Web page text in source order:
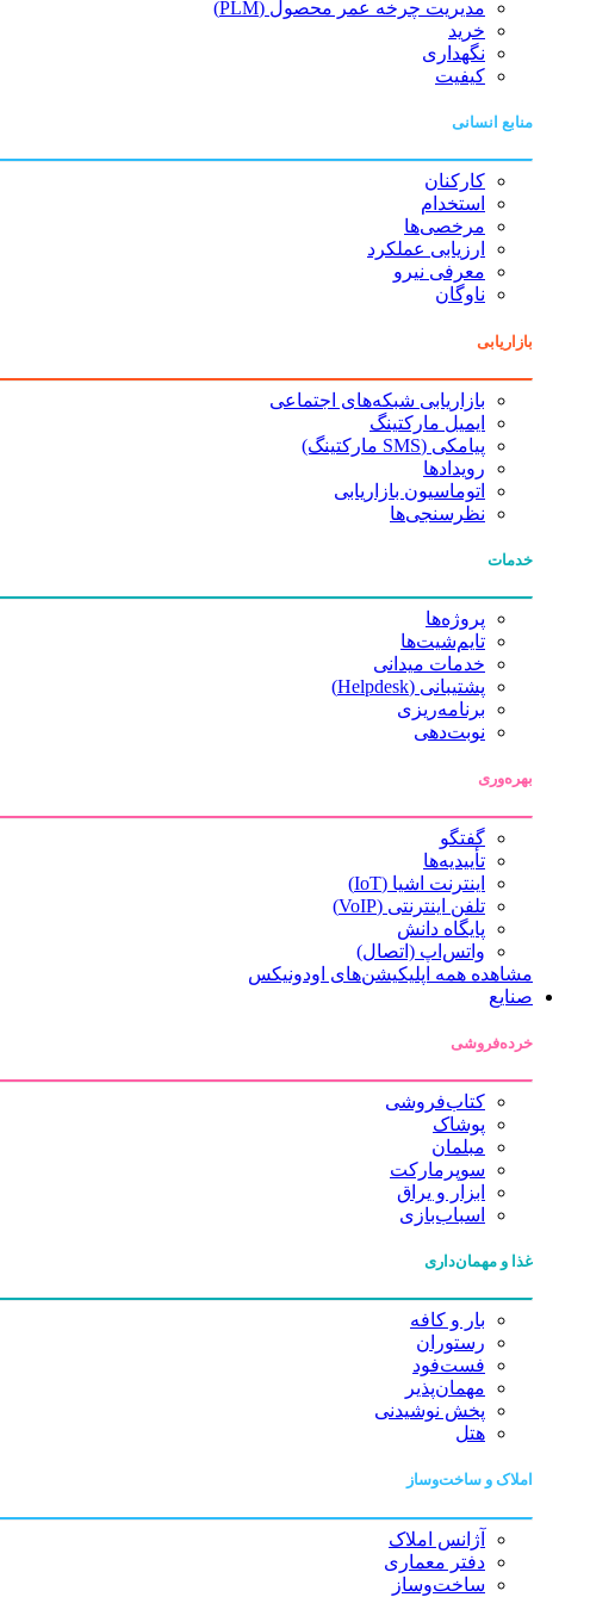
مدیریت چرخه عمر محصول (PLM)
خرید
نگهداری
کیفیت
منابع انسانی
کارکنان
استخدام
مرخصی‌ها
ارزیابی عملکرد
معرفی نیرو
ناوگان
بازاریابی
بازاریابی شبکه‌های اجتماعی
ایمیل مارکتینگ
پیامکی (SMS مارکتینگ)
رویدادها
اتوماسیون بازاریابی
نظرسنجی‌ها
خدمات
پروژه‌ها
تایم‌شیت‌ها
خدمات میدانی
پشتیبانی (Helpdesk)
برنامه‌ریزی
نوبت‌دهی
بهره‌وری
گفتگو
تأییدیه‌ها
اینترنت اشیا (IoT)
تلفن اینترنتی (VoIP)
پایگاه دانش
واتس‌اپ (اتصال)
مشاهده همه اپلیکیشن‌های اودونیکس
صنایع
خرده‌فروشی
کتاب‌فروشی
پوشاک
مبلمان
سوپرمارکت
ابزار و یراق
اسباب‌بازی
غذا و مهمان‌داری
بار و کافه
رستوران
فست‌فود
مهمان‌پذیر
پخش نوشیدنی
هتل
املاک و ساخت‌وساز
آژانس املاک
دفتر معماری
ساخت‌وساز